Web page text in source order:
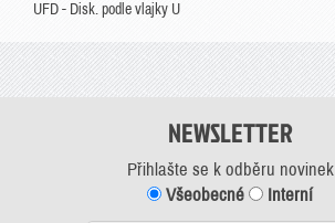
UFD - Disk. podle vlajky U
NEWSLETTER
Přihlašte se k odběru novinek
Všeobecné
Interní